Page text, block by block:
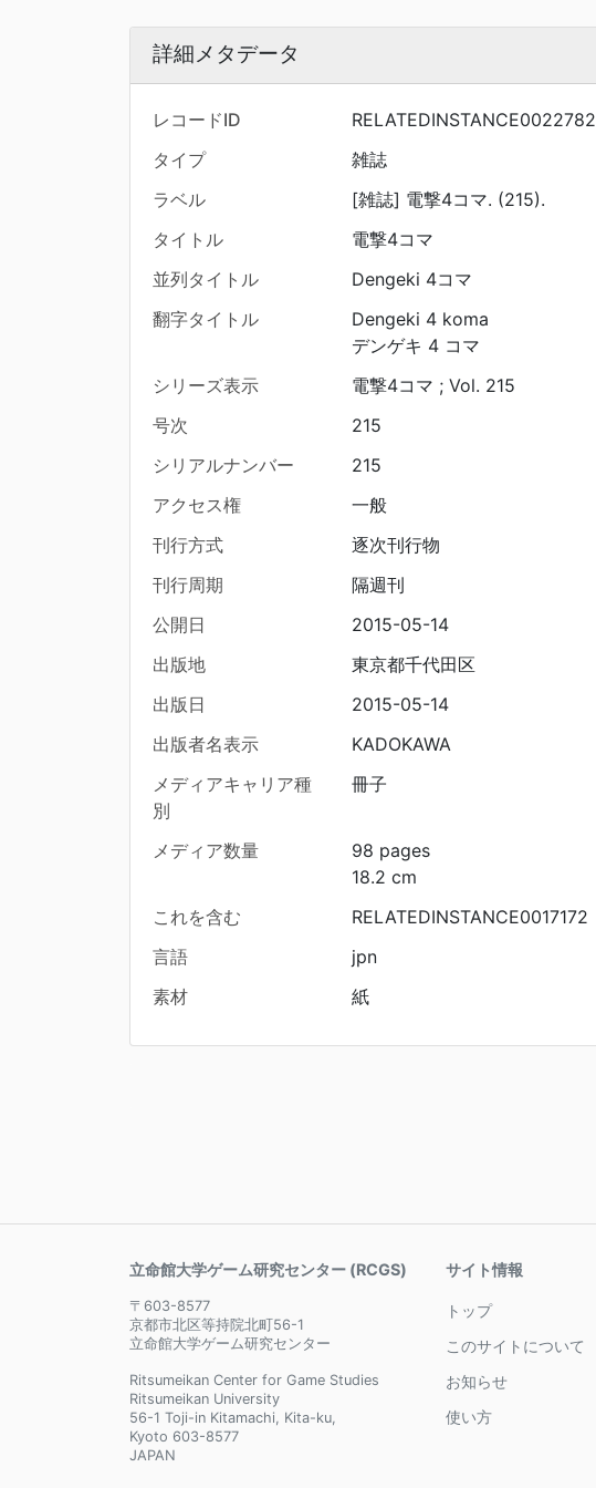
詳細メタデータ
レコードID
RELATEDINSTANCE0022782
タイプ
雑誌
ラベル
[雑誌] 電撃4コマ. (215).
タイトル
電撃4コマ
並列タイトル
Dengeki 4コマ
翻字タイトル
Dengeki 4 koma
デンゲキ 4 コマ
シリーズ表示
電撃4コマ ; Vol. 215
号次
215
シリアルナンバー
215
アクセス権
一般
刊行方式
逐次刊行物
刊行周期
隔週刊
公開日
2015-05-14
出版地
東京都千代田区
出版日
2015-05-14
出版者名表示
KADOKAWA
メディアキャリア種
別
冊子
メディア数量
98 pages
18.2 cm
これを含む
RELATEDINSTANCE0017172
言語
jpn
素材
紙
立命館大学ゲーム研究センター (RCGS)
〒603-8577
京都市北区等持院北町56-1
立命館大学ゲーム研究センター
Ritsumeikan Center for Game Studies
Ritsumeikan University
56-1 Toji-in Kitamachi, Kita-ku,
Kyoto 603-8577
JAPAN
サイト情報
トップ
このサイトについて
お知らせ
使い方